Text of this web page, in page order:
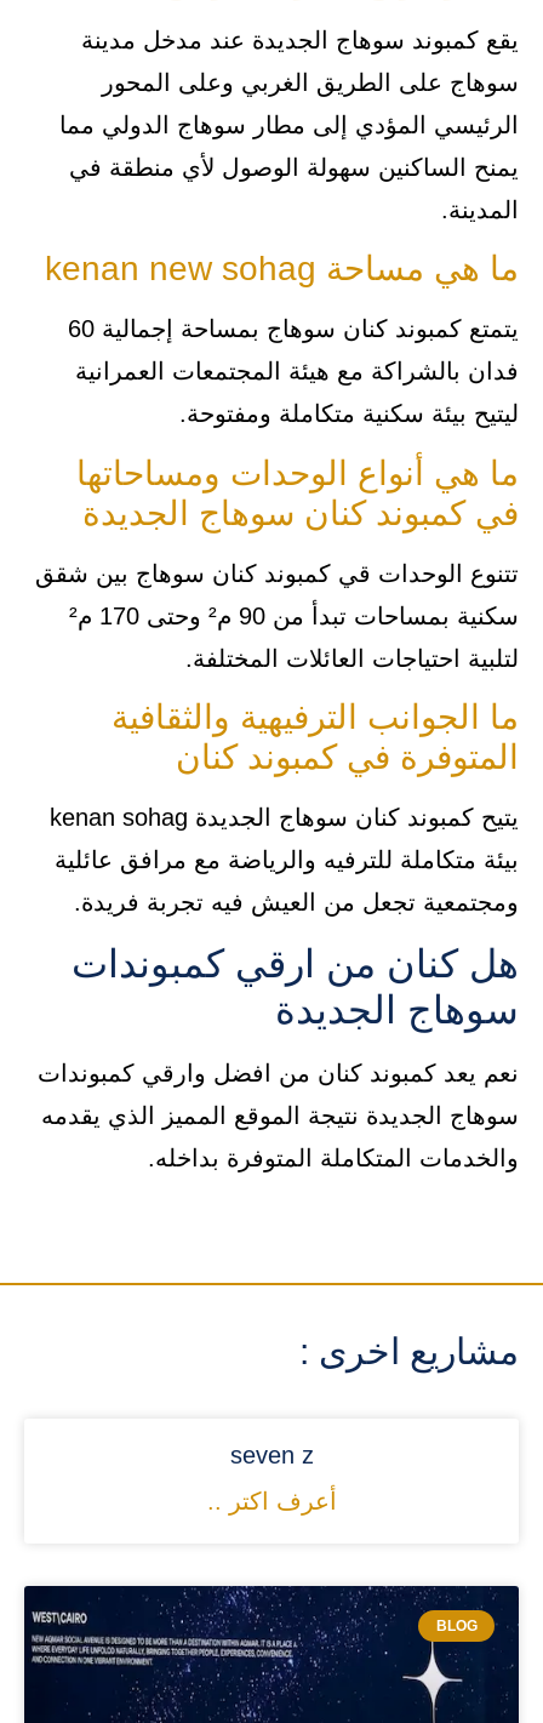
يقع كمبوند سوهاج الجديدة عند مدخل مدينة
سوهاج على الطريق الغربي وعلى المحور
الرئيسي المؤدي إلى مطار سوهاج الدولي مما
يمنح الساكنين سهولة الوصول لأي منطقة في
المدينة.
ما هي مساحة kenan new sohag
يتمتع كمبوند كنان سوهاج بمساحة إجمالية 60
فدان بالشراكة مع هيئة المجتمعات العمرانية
ليتيح بيئة سكنية متكاملة ومفتوحة.
ما هي أنواع الوحدات ومساحاتها
في كمبوند كنان سوهاج الجديدة
تتنوع الوحدات قي كمبوند كنان سوهاج بين شقق
سكنية بمساحات تبدأ من 90 م² وحتى 170 م²
لتلبية احتياجات العائلات المختلفة.
ما الجوانب الترفيهية والثقافية
المتوفرة في كمبوند كنان
يتيح كمبوند كنان سوهاج الجديدة kenan sohag
بيئة متكاملة للترفيه والرياضة مع مرافق عائلية
ومجتمعية تجعل من العيش فيه تجربة فريدة.
هل كنان من ارقي كمبوندات
سوهاج الجديدة
نعم يعد كمبوند كنان من افضل وارقي كمبوندات
سوهاج الجديدة نتيجة الموقع المميز الذي يقدمه
والخدمات المتكاملة المتوفرة بداخله.
مشاريع اخرى :
seven z
أعرف اكتر ..
BLOG